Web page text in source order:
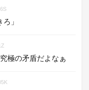
」
極の矛盾だよなぁ